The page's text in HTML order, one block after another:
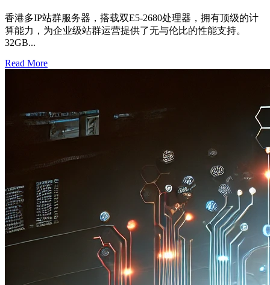
香港多IP站群服务器，搭载双E5-2680处理器，拥有顶级的计
算能力，为企业级站群运营提供了无与伦比的性能支持。
32GB...
Read More